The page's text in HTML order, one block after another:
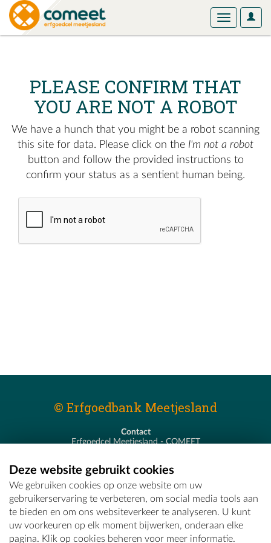
User
Toggle
PLEASE CONFIRM THAT
YOU ARE NOT A ROBOT
We have a hunch that you might be a robot scanning
this site for data. Please click on the I'm not a robot
button and follow the provided instructions to
confirm your status as a sentient human being.
© Erfgoedbank Meetjesland
Contact
Erfgoedcel Meetjesland - COMEET
T - 09 373 75 96
E -erfgoedcel@comeet.be
Deze website gebruikt cookies
We gebruiken cookies op onze website om uw
gebruikerservaring te verbeteren, om social media tools aan
te bieden en om ons websiteverkeer te analyseren. U kunt
uw voorkeuren op elk moment bijwerken, onderaan elke
pagina. Klik op cookies beheren voor meer informatie.